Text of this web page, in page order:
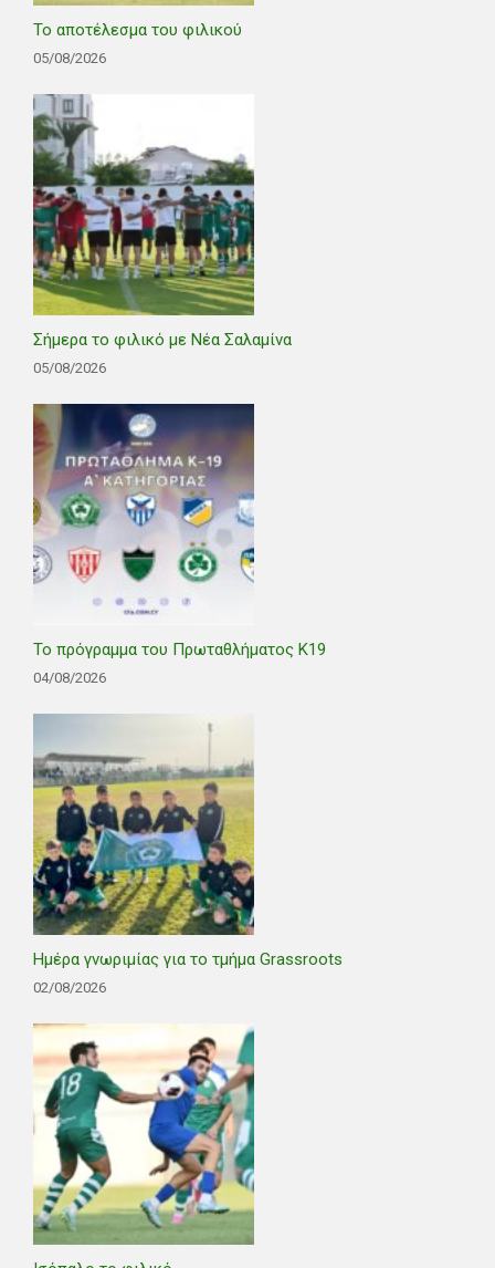
Το αποτέλεσμα του φιλικού
05/08/2026
Σήμερα το φιλικό με Νέα Σαλαμίνα
05/08/2026
Το πρόγραμμα του Πρωταθλήματος Κ19
04/08/2026
Ημέρα γνωριμίας για το τμήμα Grassroots
02/08/2026